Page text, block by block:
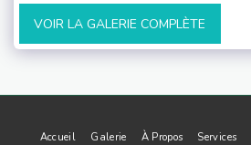
VOIR LA GALERIE COMPLÈTE
Accueil Galerie À Propos Services